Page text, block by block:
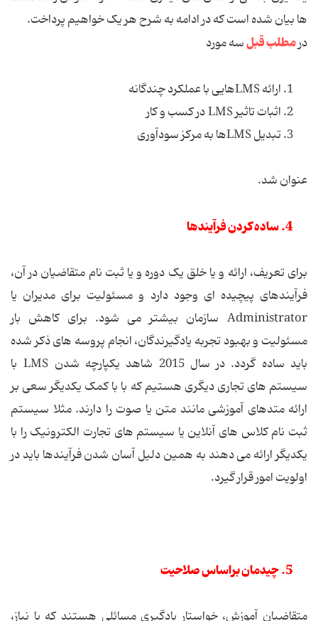
ها بیان شده است که در ادامه به شرح هر یک خواهیم پرداخت.
درمطلب قبلسه مورد
1. ارائه LMSهایی با عملکرد چندگانه
2. اثبات تاثیر LMS در کسب و کار
3. تبدیل LMSها به مرکز سودآوری
عنوان شد.
4. ساده کردن فرآیندها
برای تعریف، ارائه و یا خلق یک دوره و یا ثبت نام متقاضیان در آن،
فرآیندهای پیچیده ای وجود دارد و مسئولیت برای مدیران یا
Administrator سازمان بیشتر می شود. برای کاهش بار
مسئولیت و بهبود تجربه یادگیرندگان، انجام پروسه های ذکر شده
باید ساده گردد. در سال 2015 شاهد یکپارچه شدن LMS با
سیستم های تجاری دیگری هستیم که با با کمک یکدیگر سعی بر
ارائه متدهای آموزشی مانند متن یا صوت را دارند. مثلا سیستم
ثبت نام کلاس های آنلاین یا سیستم های تجارت الکترونیک را با
یکدیگر ارائه می دهند به همین دلیل آسان شدن فرآیندها باید در
اولویت امور قرار گیرد.
5. چیدمان براساس صلاحیت
متقاضیان آموزش، خواستار یادگیری مسائلی هستند که با نیاز،